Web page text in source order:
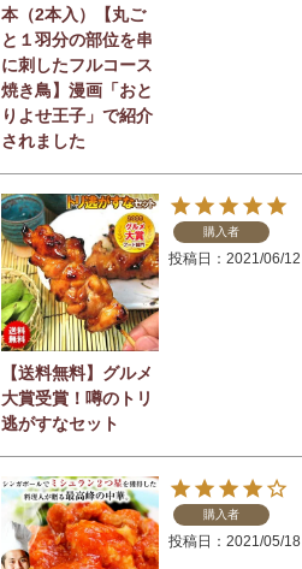
本（2本入）【丸ご
と１羽分の部位を串
に刺したフルコース
焼き鳥】漫画「おと
りよせ王子」で紹介
されました
【送料無料】グルメ
大賞受賞！噂のトリ
逃がすなセット
購入者
投稿日 2021/06/12
購入者
投稿日 2021/05/18